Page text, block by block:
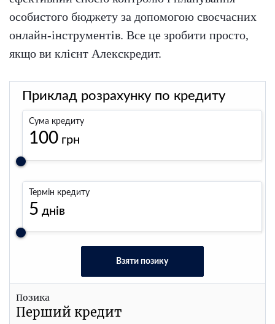
особистого бюджету за допомогою своєчасних
онлайн-інструментів. Все це зробити просто,
якщо ви клієнт Алекскредит.
Приклад розрахунку по кредиту
Сума кредиту
100 грн
Термін кредиту
5 днів
Взяти позику
Позика
Перший кредит